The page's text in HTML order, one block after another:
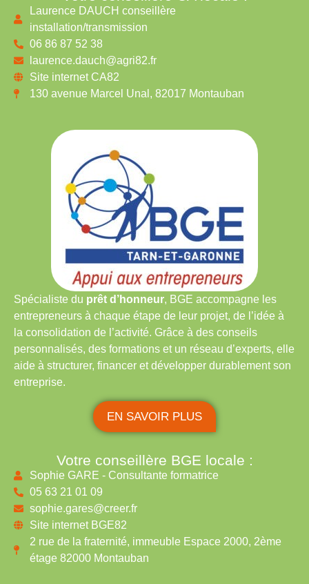
Laurence DAUCH conseillère
installation/transmission
06 86 87 52 38
laurence.dauch@agri82.fr
Site internet CA82
130 avenue Marcel Unal, 82017 Montauban
Spécialiste du prêt d’honneur, BGE accompagne les
entrepreneurs à chaque étape de leur projet, de l’idée à
la consolidation de l’activité. Grâce à des conseils
personnalisés, des formations et un réseau d’experts, elle
aide à structurer, financer et développer durablement son
entreprise.
EN SAVOIR PLUS
Votre conseillère BGE locale :
Sophie GARE - Consultante formatrice
05 63 21 01 09
sophie.gares@creer.fr
Site internet BGE82
2 rue de la fraternité, immeuble Espace 2000, 2ème
étage 82000 Montauban